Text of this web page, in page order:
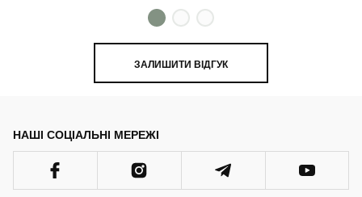
ЗАЛИШИТИ ВІДГУК
НАШІ СОЦІАЛЬНІ МЕРЕЖІ